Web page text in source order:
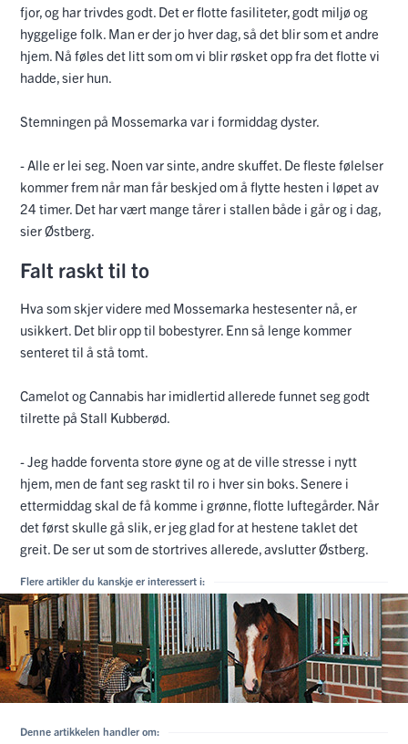
fjor, og har trivdes godt. Det er flotte fasiliteter, godt miljø og
hyggelige folk. Man er der jo hver dag, så det blir som et andre
hjem. Nå føles det litt som om vi blir røsket opp fra det flotte vi
hadde, sier hun.
Stemningen på Mossemarka var i formiddag dyster.
- Alle er lei seg. Noen var sinte, andre skuffet. De fleste følelser
kommer frem når man får beskjed om å flytte hesten i løpet av
24 timer. Det har vært mange tårer i stallen både i går og i dag,
sier Østberg.
Falt raskt til to
Hva som skjer videre med Mossemarka hestesenter nå, er
usikkert. Det blir opp til bobestyrer. Enn så lenge kommer
senteret til å stå tomt.
Camelot og Cannabis har imidlertid allerede funnet seg godt
tilrette på Stall Kubberød.
- Jeg hadde forventa store øyne og at de ville stresse i nytt
hjem, men de fant seg raskt til ro i hver sin boks. Senere i
ettermiddag skal de få komme i grønne, flotte luftegårder. Når
det først skulle gå slik, er jeg glad for at hestene taklet det
greit. De ser ut som de stortrives allerede, avslutter Østberg.
Flere artikler du kanskje er interessert i:
Denne artikkelen handler om: